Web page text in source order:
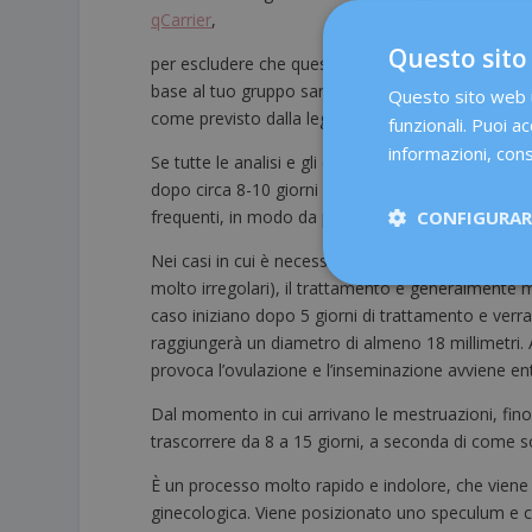
qCarrier,
per escludere che questi siano portatori di
base al tuo gruppo sanguigno per evitare
come previsto dalla legge spagnola sulla
Se tutte le analisi e gli esami effettuati sono
dopo circa 8-10 giorni dall’inizio del ciclo
frequenti, in modo da poter programmare il giorno
Nei casi in cui è necessario un trattamento
molto irregolari), il trattamento è generalmente
caso iniziano dopo 5 giorni di trattamento e
raggiungerà un diametro di almeno 18
provoca l’ovulazione e l’inseminazione avviene
Dal momento in cui arrivano le mestruazioni,
trascorrere da 8 a 15 giorni, a seconda di come
È un processo molto rapido e indolore, che
ginecologica. Viene posizionato uno speculum e
Questo
Questo sito web
funzionali. Puoi
informazioni,